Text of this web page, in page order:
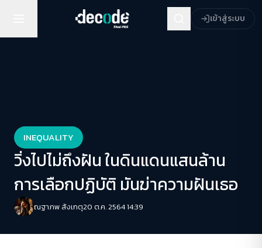
เข้าสู่ระบบ
INEQUALITY
วิ่งไปไม่ถึงฝัน ในดินแดนแสนล้าน
การเลือกปฏิบัติ มันฆ่าความฝันเธอ
ณฐาภพ สังเกตุ20 ต.ค. 2564 14:39